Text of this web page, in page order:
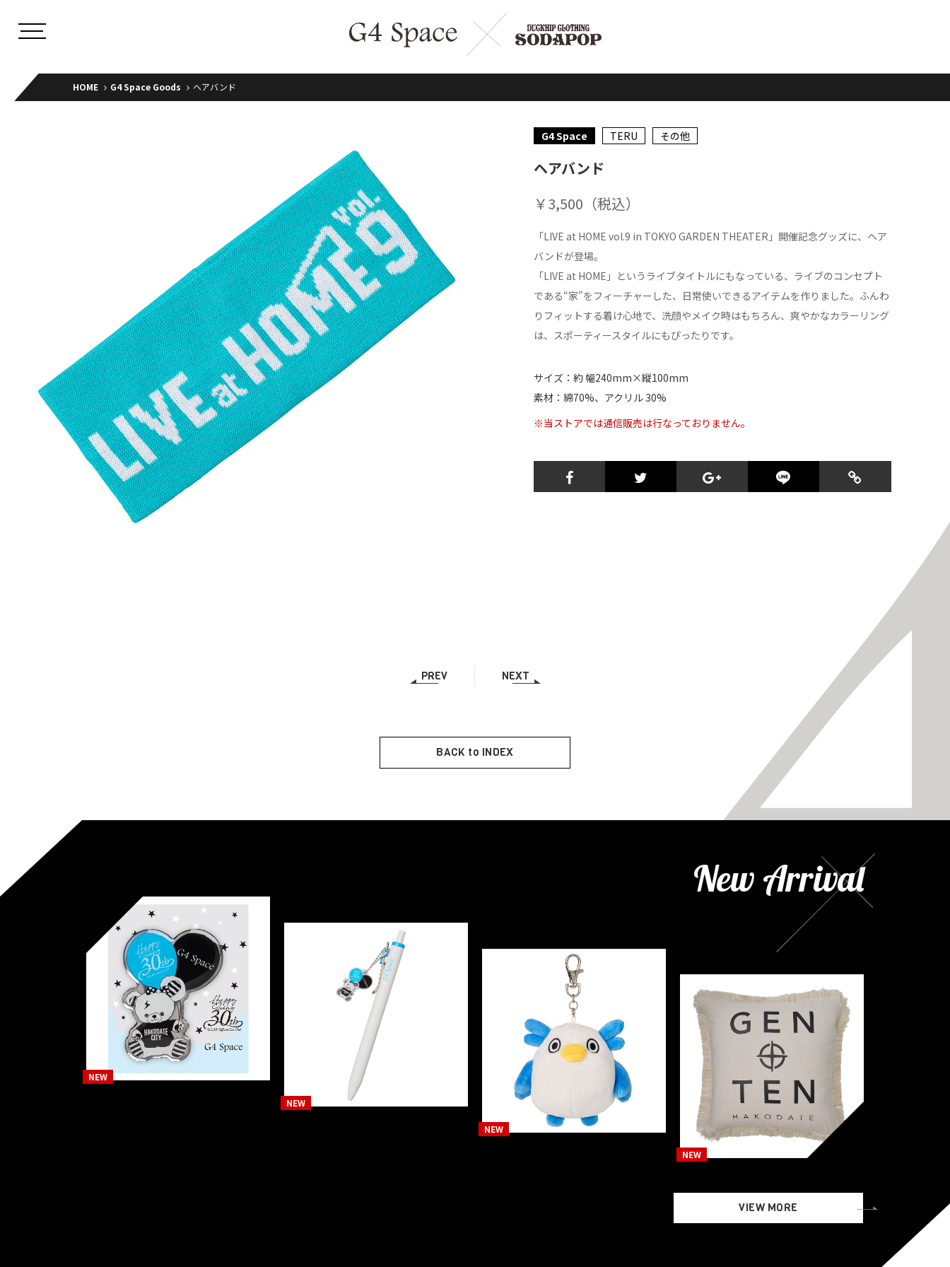
HOME G4 Space Goods ヘアバンド
G4 Space TERU その他
ヘアバンド
￥3,500（税込）
「LIVE at HOME vol.9 in TOKYO GARDEN THEATER」開催記念グッズに、ヘア
バンドが登場。
「LIVE at HOME」というライブタイトルにもなっている、ライブのコンセプト
である“家”をフィーチャーした、日常使いできるアイテムを作りました。ふんわ
りフィットする着け心地で、洗顔やメイク時はもちろん、爽やかなカラーリング
は、スポーティースタイルにもぴったりです。
サイズ：約 幅240mm×縦100mm
素材：綿70%、アクリル 30%
※当ストアでは通信販売は行なっておりません。
PREV NEXT
BACK to INDEX
New Arrival
その他
HS30 × G4 Space ピンバ
ッジ
￥1,200（税込）
HS30 × G4 Space ボール
￥1,600（税込）
GENちゃんぬいぐるみキー
ホルダー
￥3,300（税込）
TERU その他
GENTEN・クッションカバ
ー改
￥5,500（税込）
VIEW MORE